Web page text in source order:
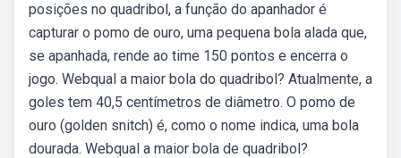
posições no quadribol, a função do apanhador é
capturar o pomo de ouro, uma pequena bola alada que,
se apanhada, rende ao time 150 pontos e encerra o
jogo. Webqual a maior bola do quadribol? Atualmente, a
goles tem 40,5 centímetros de diâmetro. O pomo de
ouro (golden snitch) é, como o nome indica, uma bola
dourada. Webqual a maior bola de quadribol?